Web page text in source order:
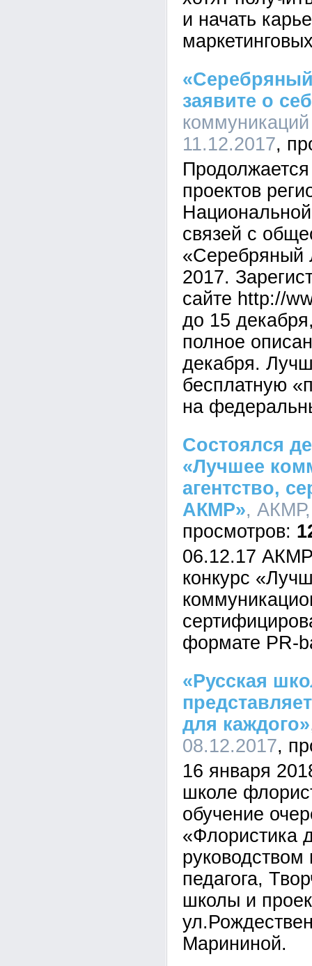
и начать
заявите о
11.12.2017
проектов
связей с
«Серебряный
2017.
сайте http://
до 15
полное
декабря.
бесплатную
на
Состоялся
«Лучшее
агентство,
АКМР», АКМР,
06.12.17
конкурс
формате PR-
«Русская
для каждого»
08.12.2017
16 января
школе
обучение
«Флористика
педагога,
школы и
Марининой.